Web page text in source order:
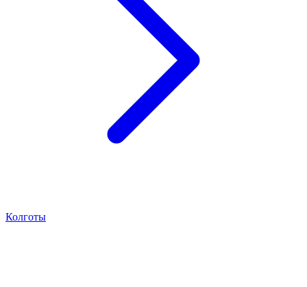
Колготы